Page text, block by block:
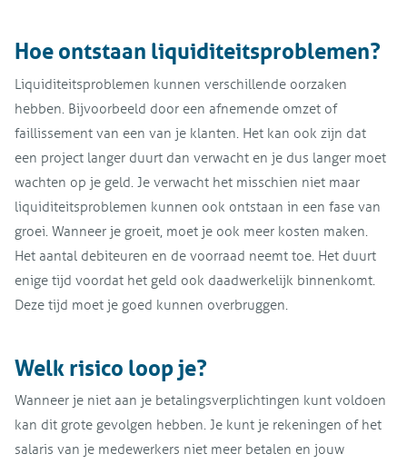
Hoe ontstaan liquiditeitsproblemen?
Liquiditeitsproblemen kunnen verschillende oorzaken
hebben. Bijvoorbeeld door een afnemende omzet of
faillissement van een van je klanten. Het kan ook zijn dat
een project langer duurt dan verwacht en je dus langer moet
wachten op je geld. Je verwacht het misschien niet maar
liquiditeitsproblemen kunnen ook ontstaan in een fase van
groei. Wanneer je groeit, moet je ook meer kosten maken.
Het aantal debiteuren en de voorraad neemt toe. Het duurt
enige tijd voordat het geld ook daadwerkelijk binnenkomt.
Deze tijd moet je goed kunnen overbruggen.
Welk risico loop je?
Wanneer je niet aan je betalingsverplichtingen kunt voldoen
kan dit grote gevolgen hebben. Je kunt je rekeningen of het
salaris van je medewerkers niet meer betalen en jouw